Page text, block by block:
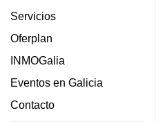
Servicios
Oferplan
INMOGalia
Eventos en Galicia
Contacto